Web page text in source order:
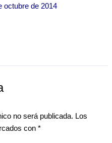
octubre de 2014
no será publicada. Los
con *